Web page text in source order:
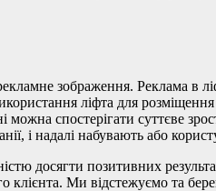
зображення. Реклама в
ліфта для
спостерігати суттєве
і надалі набувають або
досягти позитивних
Ми відстежуємо та